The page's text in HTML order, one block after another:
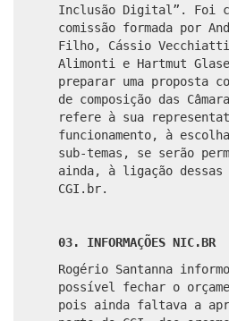
Inclusão Digital”. Foi
comissão formada por
Filho, Cássio
Alimonti e Hartmut
preparar uma proposta
de composição das
refere à sua
funcionamento, à
sub-temas, se serão
ainda, à ligação dessas
CGI.br.
03. INFORMAÇÕES NIC.BR
Rogério Santanna
possível fechar o
pois ainda faltava a